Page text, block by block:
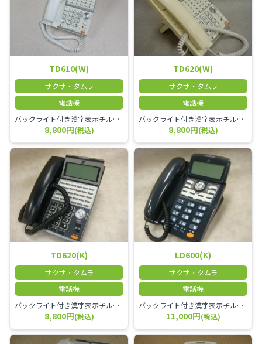
TD610(W)
サクサ・タムラ
電話機
バックライト付き漢字表示チルトディスプレイ18ボタン電話機(18外線対応)(白) TD610(W)
8,800円(税込)
TD620(W)
サクサ・タムラ
電話機
バックライト付き漢字表示チルトディスプレイ30ボタン電話機(30外線対応)(白)
8,800円(税込)
TD620(K)
サクサ・タムラ
電話機
バックライト付き漢字表示チルトディスプレイ30ボタン電話機(30外線対応)(黒)
8,800円(税込)
LD600(K)
サクサ・タムラ
電話機
バックライト付き漢字表示チルトディスプレイ10ボタン電話機(10外線対応)(黒)
11,000円(税込)